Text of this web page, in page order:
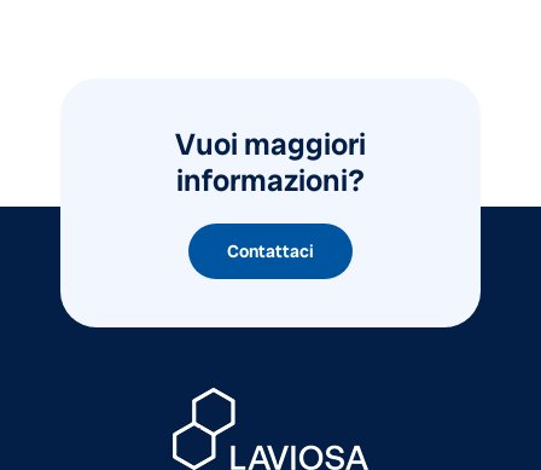
Vuoi maggiori
informazioni?
Contattaci